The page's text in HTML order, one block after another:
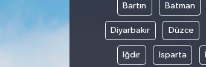
Bartın Batman
Diyarbakır Düzce
Iğdır Isparta